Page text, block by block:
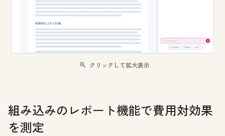
クリックして拡大表示
組み込みのレポート機能で費用対効果
を測定